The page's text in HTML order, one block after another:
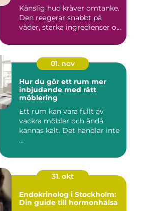
Känslig hud kräver omtanke.
Den reagerar snabbt på
väder, starka ingredienser o...
01. nov
Hur du gör ett rum mer
inbjudande med rätt
möblering
Ett rum kan vara fullt av
vackra möbler och ändå
kännas kalt. Det handlar inte
...
31. okt
Endokrinolog i Stockholm:
Din guide till hormonhälsa